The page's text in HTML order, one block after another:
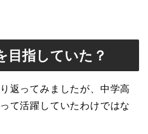
目指していた？
返ってみましたが、中学高
て活躍していたわけではな